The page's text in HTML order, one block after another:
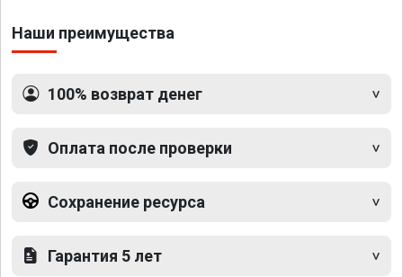
Наши преимущества
100% возврат денег
Оплата после проверки
Сохранение ресурса
Гарантия 5 лет